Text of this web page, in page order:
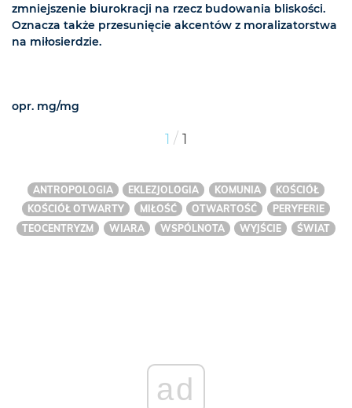
zmniejszenie biurokracji na rzecz budowania bliskości.
Oznacza także przesunięcie akcentów z moralizatorstwa
na miłosierdzie.
opr. mg/mg
1 / 1
ANTROPOLOGIA EKLEZJOLOGIA KOMUNIA
KOŚCIÓŁ
KOŚCIÓŁ OTWARTY
MIŁOŚĆ OTWARTOŚĆ
PERYFERIE
TEOCENTRYZM
WIARA WSPÓLNOTA WYJŚCIE ŚWIAT
ad